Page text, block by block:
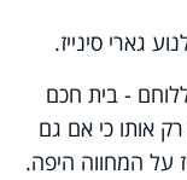
גארי סינייז.
- בית חכם
אותו כי אם גם
על המחווה היפה.